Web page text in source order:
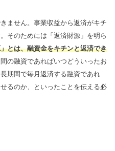
ません。事業収益から返済がキチ
そのためには「返済財源」を明ら
とは、融資金をキチンと返済でき
の融資であればいつどういったお
期間で毎月返済する融資であれ
るのか、といったことを伝える必